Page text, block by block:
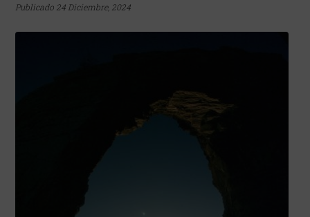
Publicado 24 Diciembre, 2024